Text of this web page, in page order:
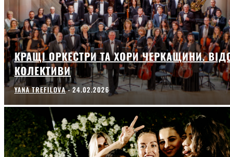
КРАЩІ ОРКЕСТРИ ТА ХОРИ ЧЕРКАЩИНИ.
КОЛЕКТИВИ
YANA TREFILOVA - 24.02.2026